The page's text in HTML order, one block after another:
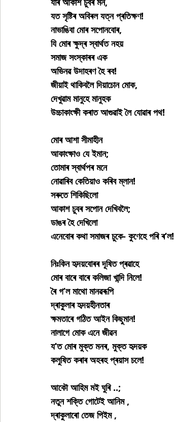
যত সৃষ্টিৰ অবিৰল যত্ন প্ৰতিক্ষণ!
নাভাঙিবা মোৰ সপোনবোৰ,
যি মোৰ ক্ষুদ্ৰ স্বাৰ্থত নহয়
সমাজ সংস্কাৰৰ এক
অভিনৱ উদাহৰণ হৈ ৰব!
জীয়াই থাকিবলৈ দিয়াচোন মোক,
দেখুৱাম মানুহে মানুহক
উচ্চাকাংক্ষী কৰাত আগুৱাই লৈ যোৱাৰ পথ!
মোৰ আশা সীমাহীন
আকাংক্ষাও যে ইমান;
তোমাৰ স্বাৰ্থপৰ মনে
নোৱাৰিব কেতিয়াও কৰিব ম্লান!
সৰুতে শিকিছিলো
আকাশ চুবৰ সপোন দেখিবলৈ;
ডাঙৰ হৈ দেখিলো
এনেবোৰ কথা সমাজৰ চুকে- কুণেহে পৰি ৰ’ল!
নিঃকিন হৃদয়বোৰৰ দূষিত প্ৰৱাহে
মোৰ বাৰে বাৰে কলিজা খান্দি নিলে!
ৰৈ গ’ল মাথো মানৱৰূপি
দ্ৰাকুলাৰ হৃদয়হীনতাৰ
ক্ষমতাৰে গঠিত আইন কিছুমান!
নালাগে মোক এনে জীৱন
য’ত মোৰ মুক্ত মনৰ, মুক্ত হৃদয়ক
কলুষিত কৰাৰ অহৰহ প্ৰয়াস চলে!
আকৌ আহিম মই ঘুৰি ..;
নতুন শক্তি গোটেই আনিম ,
দ্ৰাকুলাৰো তেজ পিইম ,